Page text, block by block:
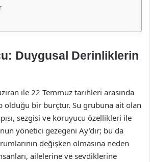
Duygusal Derinliklerin
ile 22 Temmuz tarihleri arasında
olduğu bir burçtur. Su grubuna ait olan
sezgisi ve koruyucu özellikleri ile
yönetici gezegeni Ay’dır; bu da
değişken olmasına neden
ailelerine ve sevdiklerine